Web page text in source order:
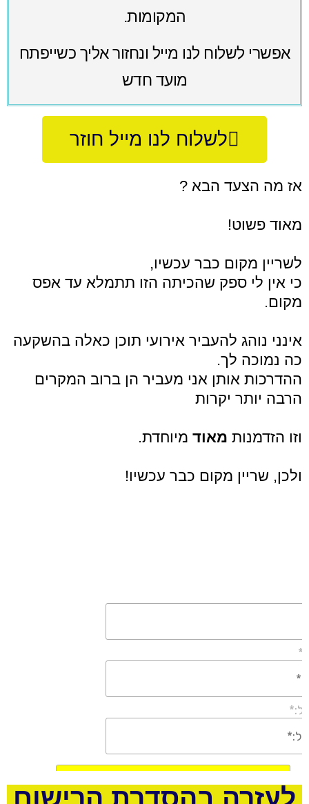
המקומות.
אפשרי לשלוח לנו מייל ונחזור אליך כשייפתח
מועד חדש
לשלוח לנו מייל חוזר
אז מה הצעד הבא ?
מאוד פשוט!
לשריין מקום כבר עכשיו,
כי אין לי ספק שהכיתה הזו תתמלא עד אפס
מקום.
אינני נוהג להעביר אירועי תוכן כאלה בהשקעה
כה נמוכה לך.
ההדרכות אותן אני מעביר הן ברוב המקרים
הרבה יותר יקרות
וזו הזדמנות מאוד מיוחדת.
ולכן, שריין מקום כבר עכשיו!
לעזרה בהסדרת הרישום